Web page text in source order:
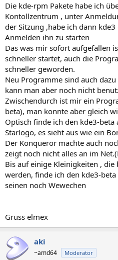
Die kde-rpm Pakete habe ich
Kontollzentrum , unter
der Sitzung ,habe ich dann
Anmelden ihn zu starten
Das was mir sofort aufgefallen
schneller startet, auch die
schneller geworden.
Neu Programme sind auch
kann man aber noch nicht
Zwischendurch ist mir ein
beta), man konnte aber gleich
Optisch finde ich den kde3-beta
Starlogo, es sieht aus wie ein
Der Konqueror machte auch
zeigt noch nicht alles an im
Bis auf einige Kleinigkeiten ,
werden, finde ich den kde3-
seinen noch Wewechen
Gruss elmex
aki
~amd64 Moderator